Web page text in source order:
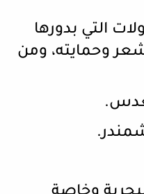
التي بدورها
وحمايته، ومن